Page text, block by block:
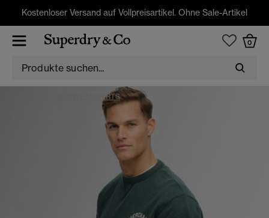
Kostenloser Versand auf Vollpreisartikel. Ohne Sale-Artikel
0
HOODIES UND SWEATSHIRTS